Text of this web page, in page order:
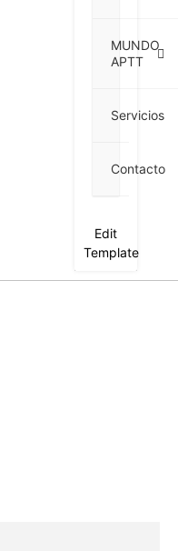
MUNDO
APTT
Servicios
Contacto
Edit
Template